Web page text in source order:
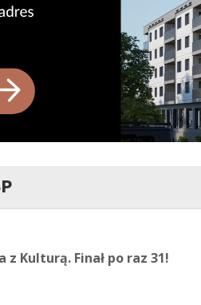
z Kulturą. Finał po raz 31!